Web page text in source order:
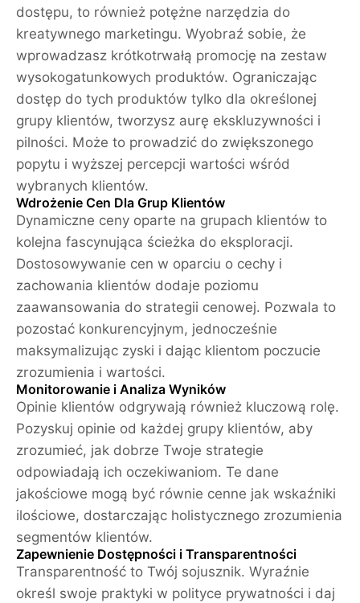
dostępu, to również potężne narzędzia do
kreatywnego marketingu. Wyobraź sobie, że
wprowadzasz krótkotrwałą promocję na zestaw
wysokogatunkowych produktów. Ograniczając
dostęp do tych produktów tylko dla określonej
grupy klientów, tworzysz aurę ekskluzywności i
pilności. Może to prowadzić do zwiększonego
popytu i wyższej percepcji wartości wśród
wybranych klientów.
Wdrożenie Cen Dla Grup Klientów
Dynamiczne ceny oparte na grupach klientów to
kolejna fascynująca ścieżka do eksploracji.
Dostosowywanie cen w oparciu o cechy i
zachowania klientów dodaje poziomu
zaawansowania do strategii cenowej. Pozwala to
pozostać konkurencyjnym, jednocześnie
maksymalizując zyski i dając klientom poczucie
zrozumienia i wartości.
Monitorowanie i Analiza Wyników
Opinie klientów odgrywają również kluczową rolę.
Pozyskuj opinie od każdej grupy klientów, aby
zrozumieć, jak dobrze Twoje strategie
odpowiadają ich oczekiwaniom. Te dane
jakościowe mogą być równie cenne jak wskaźniki
ilościowe, dostarczając holistycznego zrozumienia
segmentów klientów.
Zapewnienie Dostępności i Transparentności
Transparentność to Twój sojusznik. Wyraźnie
określ swoje praktyki w polityce prywatności i daj